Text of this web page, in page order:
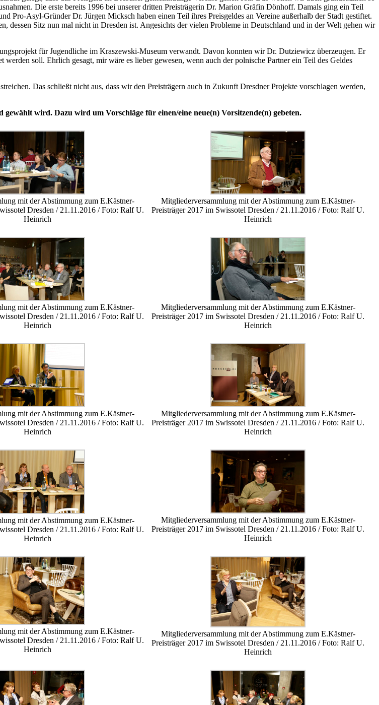
Die erste bereits 1996 bei unserer dritten Preisträgerin Dr. Marion Gräfin Dönhoff. Damals ging ein Teil
Pro-Asyl-Gründer Dr. Jürgen Micksch haben einen Teil ihres Preisgeldes an Vereine außerhalb der Stadt gestiftet.
dessen Sitz nun mal nicht in Dresden ist. Angesichts der vielen Probleme in Deutschland und in der Welt gehen wir
für Jugendliche im Kraszewski-Museum verwandt. Davon konnten wir Dr. Dutziewicz überzeugen. Er
soll. Ehrlich gesagt, mir wäre es lieber gewesen, wenn auch der polnische Partner ein Teil des Geldes
Das schließt nicht aus, dass wir den Preisträgern auch in Zukunft Dresdner Projekte vorschlagen werden,
gewählt wird. Dazu wird um Vorschläge für einen/eine neue(n) Vorsitzende(n) gebeten.
mit der Abstimmung zum E.Kästner-
Dresden / 21.11.2016 / Foto: Ralf U.
Heinrich
Mitgliederversammlung mit der Abstimmung zum E.Kästner-
Preisträger 2017 im Swissotel Dresden / 21.11.2016 / Foto: Ralf U.
Heinrich
mit der Abstimmung zum E.Kästner-
Dresden / 21.11.2016 / Foto: Ralf U.
Heinrich
Mitgliederversammlung mit der Abstimmung zum E.Kästner-
Preisträger 2017 im Swissotel Dresden / 21.11.2016 / Foto: Ralf U.
Heinrich
mit der Abstimmung zum E.Kästner-
Dresden / 21.11.2016 / Foto: Ralf U.
Heinrich
Mitgliederversammlung mit der Abstimmung zum E.Kästner-
Preisträger 2017 im Swissotel Dresden / 21.11.2016 / Foto: Ralf U.
Heinrich
mit der Abstimmung zum E.Kästner-
Dresden / 21.11.2016 / Foto: Ralf U.
Heinrich
Mitgliederversammlung mit der Abstimmung zum E.Kästner-
Preisträger 2017 im Swissotel Dresden / 21.11.2016 / Foto: Ralf U.
Heinrich
mit der Abstimmung zum E.Kästner-
Dresden / 21.11.2016 / Foto: Ralf U.
Heinrich
Mitgliederversammlung mit der Abstimmung zum E.Kästner-
Preisträger 2017 im Swissotel Dresden / 21.11.2016 / Foto: Ralf U.
Heinrich